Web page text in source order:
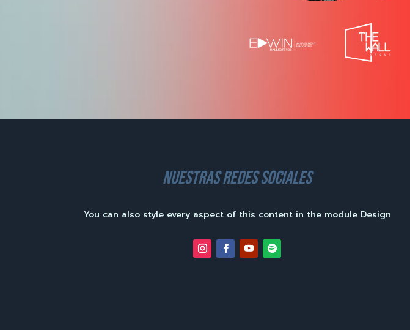
nuestras redes sociales
You can also style every aspect of this content in the module Design